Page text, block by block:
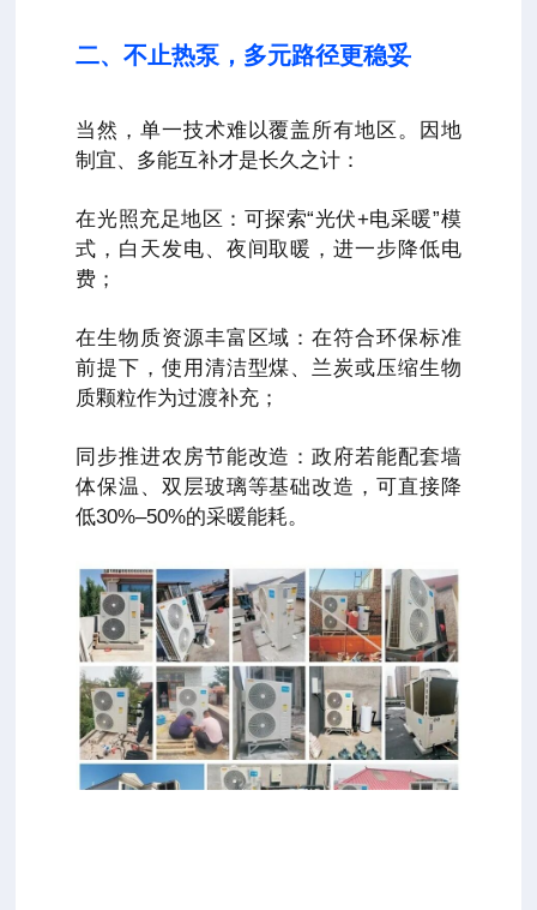
二、不止热泵，多元路径更稳妥
当然，单一技术难以覆盖所有地区。因地
制宜、多能互补才是长久之计：
在光照充足地区：可探索“光伏+电采暖”模
式，白天发电、夜间取暖，进一步降低电
费；
在生物质资源丰富区域：在符合环保标准
前提下，使用清洁型煤、兰炭或压缩生物
质颗粒作为过渡补充；
同步推进农房节能改造：政府若能配套墙
体保温、双层玻璃等基础改造，可直接降
低30%–50%的采暖能耗。